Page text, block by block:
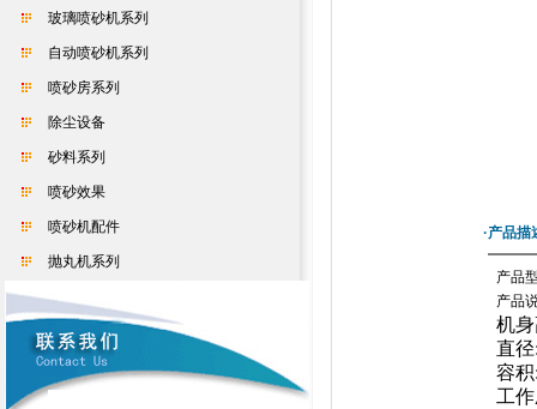
玻璃喷砂机系列
自动喷砂机系列
喷砂房系列
除尘设备
砂料系列
喷砂效果
喷砂机配件
抛丸机系列
·产品描
产品
产品
机身
直径
容
工